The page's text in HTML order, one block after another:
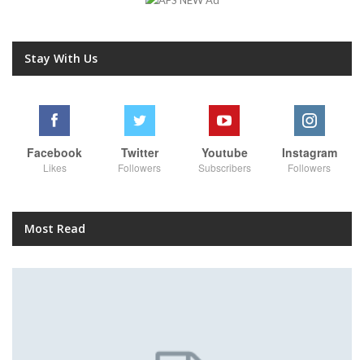
Stay With Us
Facebook
Likes
Twitter
Followers
Youtube
Subscribers
Instagram
Followers
Most Read